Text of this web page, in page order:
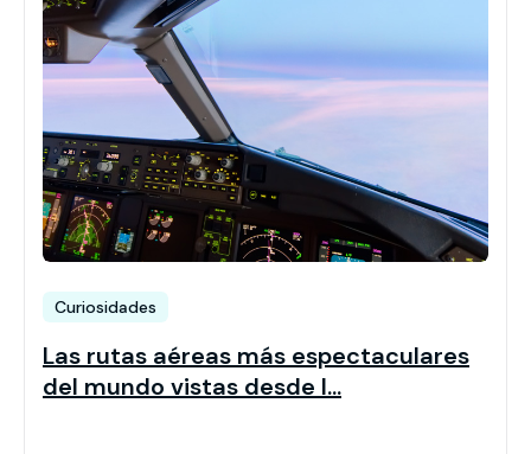
Curiosidades
Las rutas aéreas más espectaculares
del mundo vistas desde l...